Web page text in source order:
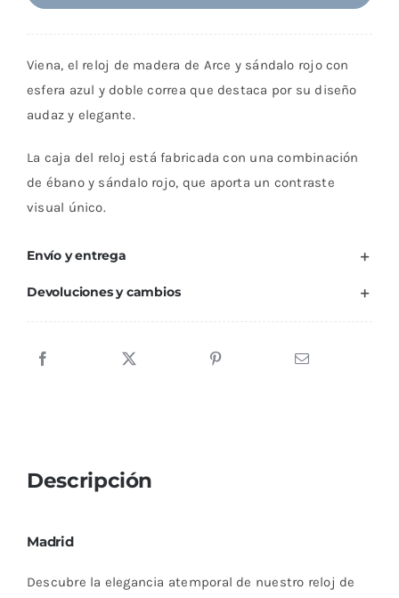
Viena, el reloj de madera de Arce y sándalo rojo con
esfera azul y doble correa que destaca por su diseño
audaz y elegante.
La caja del reloj está fabricada con una combinación
de ébano y sándalo rojo, que aporta un contraste
visual único.
Envío y entrega
Devoluciones y cambios
Descripción
Madrid
Descubre la elegancia atemporal de nuestro reloj de